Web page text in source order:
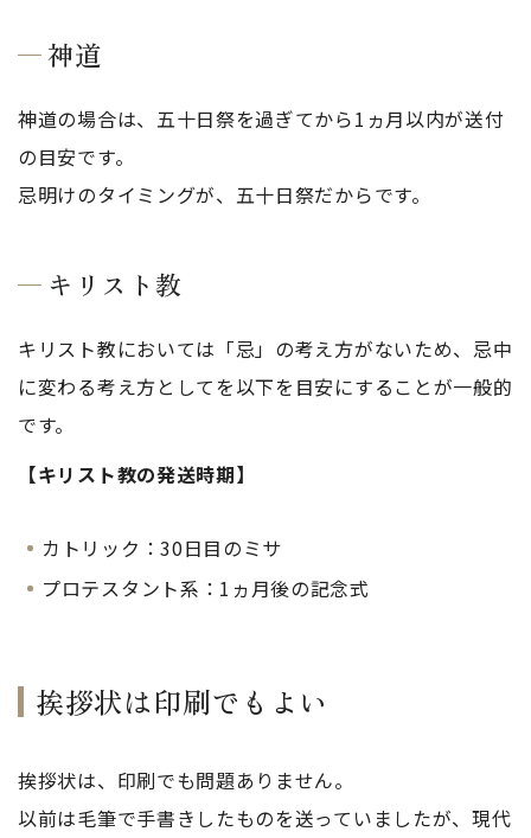
神道
神道の場合は、五十日祭を過ぎてから1ヵ月以内が送付
の目安です。
忌明けのタイミングが、五十日祭だからです。
キリスト教
キリスト教においては「忌」の考え方がないため、忌中
に変わる考え方としてを以下を目安にすることが一般的
です。
【キリスト教の発送時期】
カトリック：30日目のミサ
プロテスタント系：1ヵ月後の記念式
挨拶状は印刷でもよい
挨拶状は、印刷でも問題ありません。
以前は毛筆で手書きしたものを送っていましたが、現代